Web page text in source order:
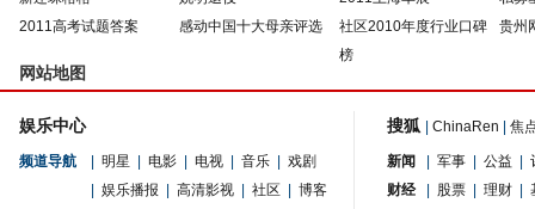
2011高考试题答案
感动中国十大母亲评选
社区2010年度行业口碑
榜
贵州
网站地图
娱乐中心
频道导航 明星 电影 电视 音乐
戏剧
娱乐播报 高清影视 社区 博客
搜狐 ChinaRen 焦
新闻 军事 公益
财经
股票 理财